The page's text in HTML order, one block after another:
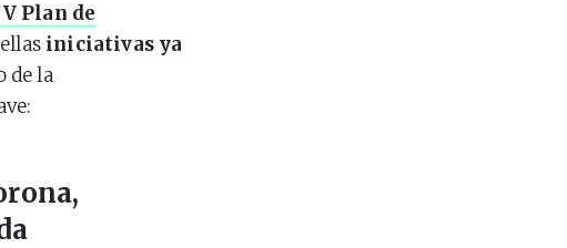
Plan de
iniciativas ya
de la